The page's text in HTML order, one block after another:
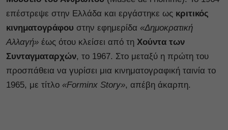
επέστρεψε στην Ελλάδα και εργάστηκε ως κριτικός
κινηματογράφου στην εφημερίδα «Δημοκρατική
Αλλαγή» έως ότου κλείσει από τη Χούντα των
Συνταγματαρχών, το 1967. Στο μεταξύ η πρώτη του
προσπάθεια να γυρίσει μια κινηματογραφική ταινία το
1965, με τίτλο «Forminx Story», απέβη άκαρπη.